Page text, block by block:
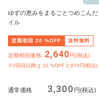
ゆずの恵みをまるごとつめこん
イル
定期初回 20 %OFF 送料無料
定期初回価格: 2,640円(税込)
※2回目以降は 10 %OFF 2,970円(税込)
通常価格 3,300 円(税込)